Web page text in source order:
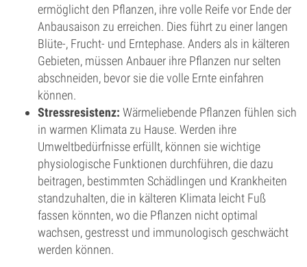
ermöglicht den Pflanzen, ihre volle Reife vor Ende der
Anbausaison zu erreichen. Dies führt zu einer langen
Blüte-, Frucht- und Erntephase. Anders als in kälteren
Gebieten, müssen Anbauer ihre Pflanzen nur selten
abschneiden, bevor sie die volle Ernte einfahren
können.
Stressresistenz: Wärmeliebende Pflanzen fühlen sich
in warmen Klimata zu Hause. Werden ihre
Umweltbedürfnisse erfüllt, können sie wichtige
physiologische Funktionen durchführen, die dazu
beitragen, bestimmten Schädlingen und Krankheiten
standzuhalten, die in kälteren Klimata leicht Fuß
fassen könnten, wo die Pflanzen nicht optimal
wachsen, gestresst und immunologisch geschwächt
werden können.